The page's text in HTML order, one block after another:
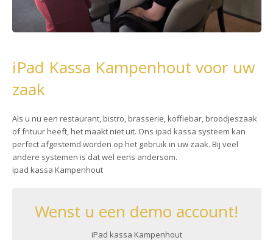
iPad Kassa Kampenhout voor uw
zaak
Als u nu een restaurant, bistro, brasserie, koffiebar, broodjeszaak
of frituur heeft, het maakt niet uit. Ons ipad kassa systeem kan
perfect afgestemd worden op het gebruik in uw zaak. Bij veel
andere systemen is dat wel eens andersom.
ipad kassa Kampenhout
Wenst u een demo account!
iPad kassa Kampenhout